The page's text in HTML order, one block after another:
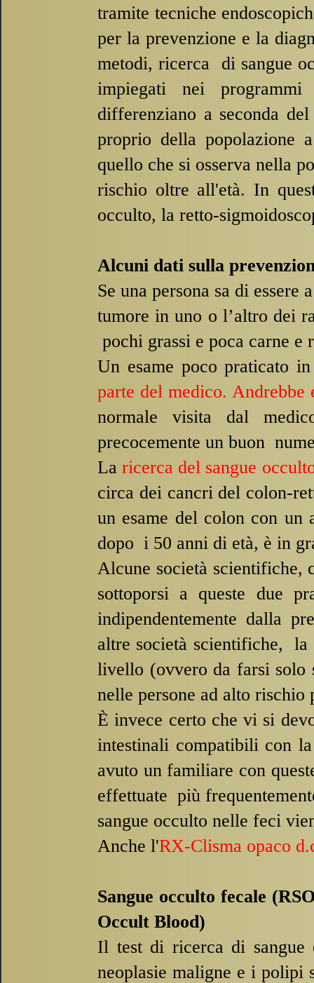
tramite tecniche
per la prevenzione e la
metodi, ricerca di sangue
impiegati nei
differenziano a seconda
proprio della
quello che si osserva nella
rischio oltre all'età. In
occulto, la retto-
Alcuni dati sulla
Se una persona sa di
tumore in uno o l’altro dei
pochi grassi e poca carne
Un esame poco praticato
parte del medico. Andrebbe
normale visita dal
precocemente un buon
La ricerca del sangue
circa dei cancri del colon-
un esame del colon con un
dopo i 50 anni di età, è in
Alcune società scientifiche,
sottoporsi a queste due
indipendentemente dalla
altre società scientifiche, la
livello (ovvero da farsi solo
nelle persone ad alto
È invece certo che vi si
intestinali compatibili con
avuto un familiare con
effettuate più
sangue occulto nelle feci
Anche l'RX-Clisma opaco
Sangue occulto fecale
Occult Blood)
Il test di ricerca di sangue
neoplasie maligne e i polipi